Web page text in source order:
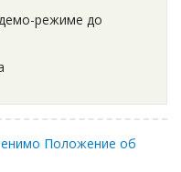
режиме до
Положение об